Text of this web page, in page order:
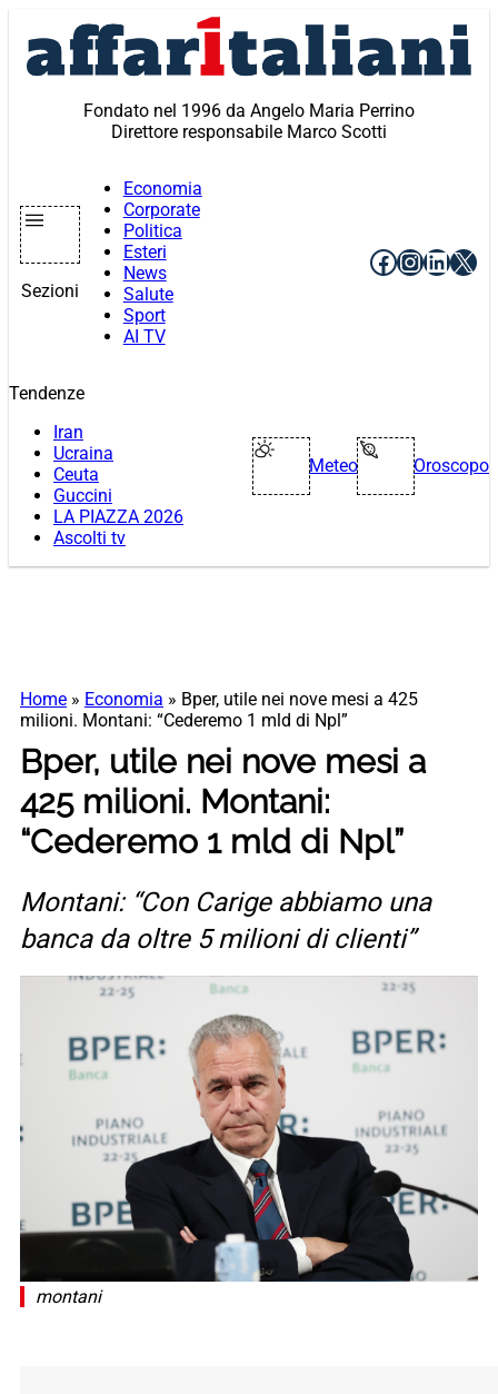
contenuto
Fondato nel 1996 da Angelo Maria Perrino
Direttore responsabile Marco Scotti
Sezioni
Economia
Corporate
Politica
Esteri
News
Salute
Sport
AI TV
Facebook
X
Tendenze
Iran
Ucraina
Ceuta
Guccini
LA PIAZZA 2026
Ascolti tv
Meteo Oroscopo
Home » Economia » Bper, utile nei nove mesi a 425
milioni. Montani: “Cederemo 1 mld di Npl”
Bper, utile nei nove mesi a
425 milioni. Montani:
“Cederemo 1 mld di Npl”
Montani: “Con Carige abbiamo una
banca da oltre 5 milioni di clienti”
montani